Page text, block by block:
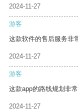
2024-11-27
游客
这款软件的售后服务非
2024-11-27
游客
这款app的路线规划非
2024-11-27